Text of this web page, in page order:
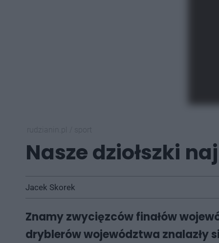
Nasze dziołszki
Jacek Skorek
Znamy zwycięzców finałów
dryblerów województwa znalazły